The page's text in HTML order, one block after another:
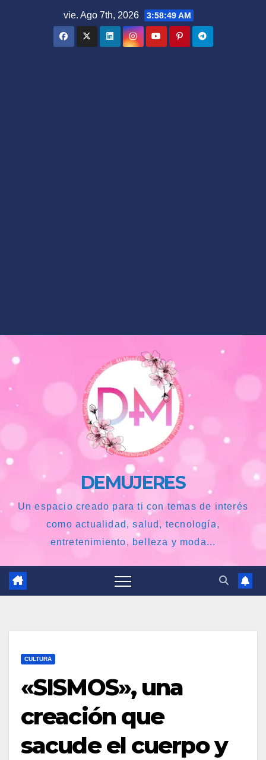
vie. Ago 7th, 2026 3:58:50 AM
DEMUJERES
Un espacio creado para ti con temas de interés
como actualidad, salud, tecnología,
entretenimiento, belleza y moda...
CULTURA
«SISMOS», una
creación que
sacude el cuerpo y